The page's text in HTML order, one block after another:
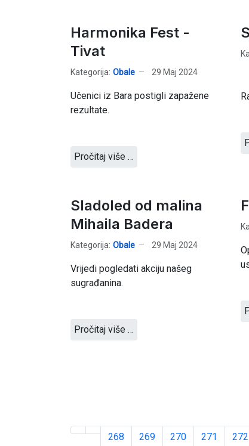
Harmonika Fest -
Tivat
Kategorija: Obale 29 Maj 2024
Učenici iz Bara postigli zapažene
rezultate.
Pročitaj više …
Sladoled od malina
Mihaila Badera
Kategorija: Obale 29 Maj 2024
Vrijedi pogledati akciju našeg
sugrađanina.
Pročitaj više …
268 269 270 271 272